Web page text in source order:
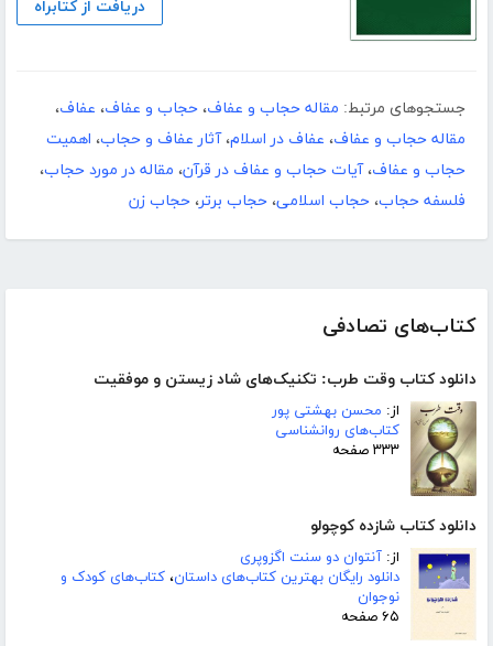
کتاب‌های تصادفی
دانلود کتاب وقت طرب: تکنیک‌های شاد زیستن و موفقیت
از: محسن بهشتی پور
کتاب‌های روانشناسی
۳۳۳ صفحه
دانلود کتاب شازده کوچولو
از: آنتوان دو سنت اگزوپری
دانلود رایگان بهترین کتاب‌های داستان، کتاب‌های کودک و
نوجوان
۶۵ صفحه
دریافت از کتابراه
جستجوهای مرتبط: مقاله حجاب و عفاف، حجاب و عفاف، عفاف،
مقاله حجاب و عفاف، عفاف در اسلام،آثار عفاف و حجاب، اهمیت
حجاب و عفاف،آیات حجاب و عفاف در قرآن، مقاله در مورد حجاب،
فلسفه حجاب، حجاب اسلامی، حجاب برتر، حجاب زن